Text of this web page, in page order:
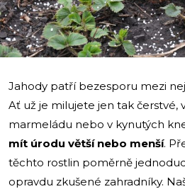
Jahody patří bezesporu mezi
Ať už je milujete jen tak čerstvé,
marmeládu nebo v kynutých
mít úrodu větší nebo menší.
těchto rostlin poměrně
opravdu zkušené zahradníky.